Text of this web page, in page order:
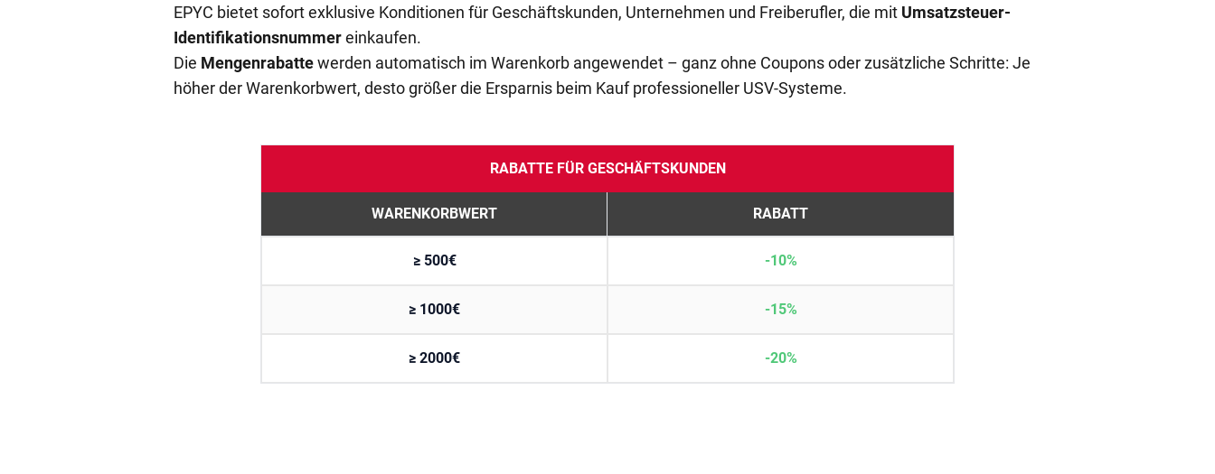
EPYC bietet sofort exklusive Konditionen für Geschäftskunden, Unternehmen und Freiberufler, die mit Umsatzsteuer-
Identifikationsnummereinkaufen.
Die Mengenrabattewerden automatisch im Warenkorb angewendet – ganz ohne Coupons oder zusätzliche Schritte: Je
höher der Warenkorbwert, desto größer die Ersparnis beim Kauf professioneller USV-Systeme.
RABATTE FÜR GESCHÄFTSKUNDEN
WARENKORBWERT RABATT
≥ 500€ -10%
≥ 1000€ -15%
≥ 2000€ -20%